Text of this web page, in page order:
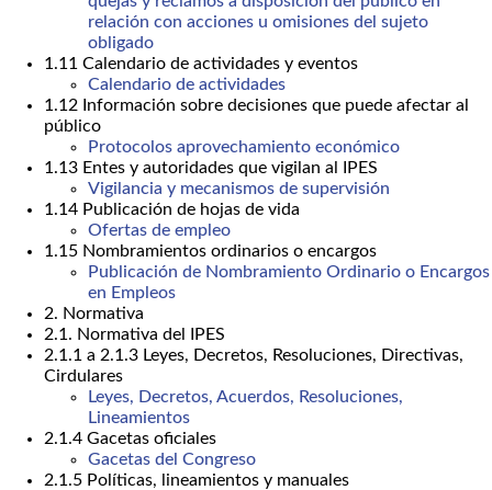
relación con acciones u omisiones del sujeto
obligado
1.11 Calendario de actividades y eventos
Calendario de actividades
1.12 Información sobre decisiones que puede afectar al
público
Protocolos aprovechamiento económico
1.13 Entes y autoridades que vigilan al IPES
Vigilancia y mecanismos de supervisión
1.14 Publicación de hojas de vida
Ofertas de empleo
1.15 Nombramientos ordinarios o encargos
Publicación de Nombramiento Ordinario o Encargos
en Empleos
2. Normativa
2.1. Normativa del IPES
2.1.1 a 2.1.3 Leyes, Decretos, Resoluciones, Directivas,
Cirdulares
Leyes, Decretos, Acuerdos, Resoluciones,
Lineamientos
2.1.4 Gacetas oficiales
Gacetas del Congreso
2.1.5 Políticas, lineamientos y manuales